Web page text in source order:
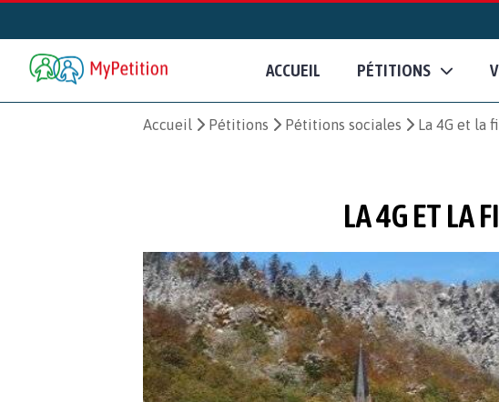
ACCUEIL PÉTITIONS
Accueil Pétitions Pétitions sociales La 4G et la
LA 4G ET LA